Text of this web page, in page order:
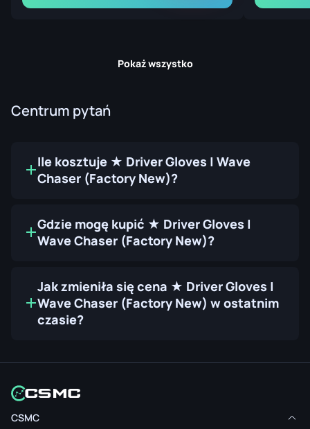
Pokaż wszystko
Centrum pytań
Ile kosztuje ★ Driver Gloves | Wave
Chaser (Factory New)?
Gdzie mogę kupić ★ Driver Gloves |
Wave Chaser (Factory New)?
Jak zmieniła się cena ★ Driver Gloves |
Wave Chaser (Factory New) w ostatnim
czasie?
CSMC